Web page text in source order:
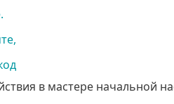
в мастере начальной